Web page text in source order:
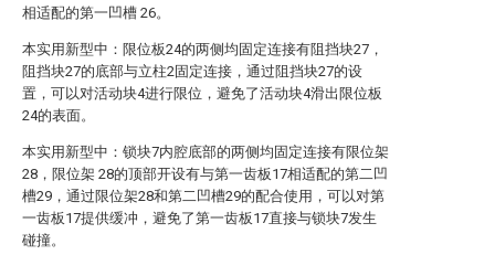
相适配的第一凹槽 26。
本实用新型中：限位板24的两侧均固定连接有阻挡块27，
阻挡块27的底部与立柱2固定连接，通过阻挡块27的设
置，可以对活动块4进行限位，避免了活动块4滑出限位板
24的表面。
本实用新型中：锁块7内腔底部的两侧均固定连接有限位架
28，限位架 28的顶部开设有与第一齿板17相适配的第二凹
槽29，通过限位架28和第二凹槽29的配合使用，可以对第
一齿板17提供缓冲，避免了第一齿板17直接与锁块7发生
碰撞。